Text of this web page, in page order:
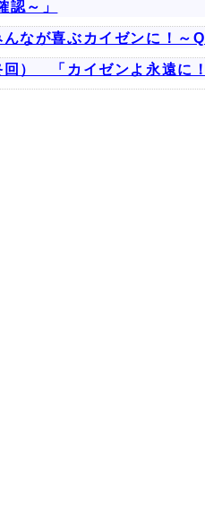
～」
なが喜ぶカイゼンに！～
回） 「カイゼンよ永遠に！